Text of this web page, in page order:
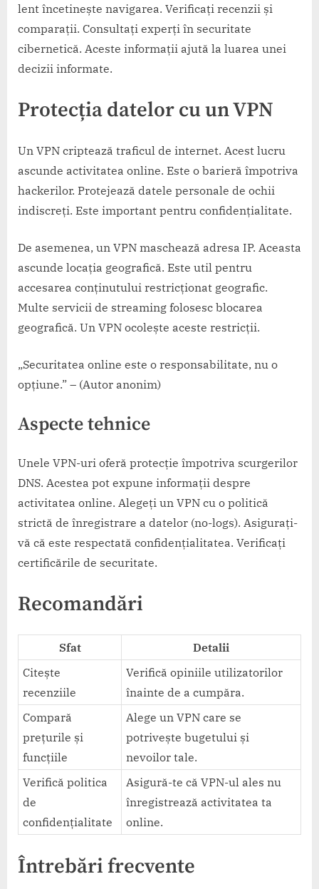
lent încetinește navigarea. Verificați recenzii și
comparații. Consultați experți în securitate
cibernetică. Aceste informații ajută la luarea unei
decizii informate.
Protecția datelor cu un VPN
Un VPN criptează traficul de internet. Acest lucru
ascunde activitatea online. Este o barieră împotriva
hackerilor. Protejează datele personale de ochii
indiscreți. Este important pentru confidențialitate.
De asemenea, un VPN maschează adresa IP. Aceasta
ascunde locația geografică. Este util pentru
accesarea conținutului restricționat geografic.
Multe servicii de streaming folosesc blocarea
geografică. Un VPN ocolește aceste restricții.
„Securitatea online este o responsabilitate, nu o
opțiune.” – (Autor anonim)
Aspecte tehnice
Unele VPN-uri oferă protecție împotriva scurgerilor
DNS. Acestea pot expune informații despre
activitatea online. Alegeți un VPN cu o politică
strictă de înregistrare a datelor (no-logs). Asigurați-
vă că este respectată confidențialitatea. Verificați
certificările de securitate.
Recomandări
Sfat
Detalii
Citește
recenziile
Verifică opiniile utilizatorilor
înainte de a cumpăra.
Compară
prețurile și
funcțiile
Alege un VPN care se
potrivește bugetului și
nevoilor tale.
Verifică politica
de
confidențialitate
Asigură-te că VPN-ul ales nu
înregistrează activitatea ta
online.
Întrebări frecvente